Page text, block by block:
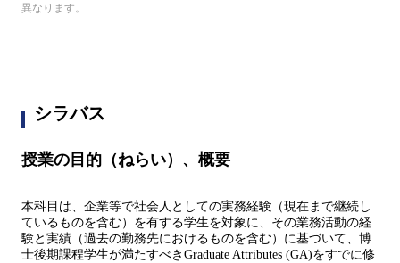
異なります。
シラバス
授業の目的（ねらい）、概要
本科目は、企業等で社会人としての実務経験（現在まで継続し
ているものを含む）を有する学生を対象に、その業務活動の経
験と実績（過去の勤務先におけるものを含む）に基づいて、博
士後期課程学生が満たすべきGraduate Attributes (GA)をすでに修